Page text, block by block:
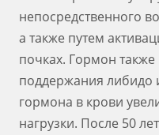
непосредственного
а также путем
почках. Гормон
поддержания либидо
гормона в крови
нагрузки. После 50